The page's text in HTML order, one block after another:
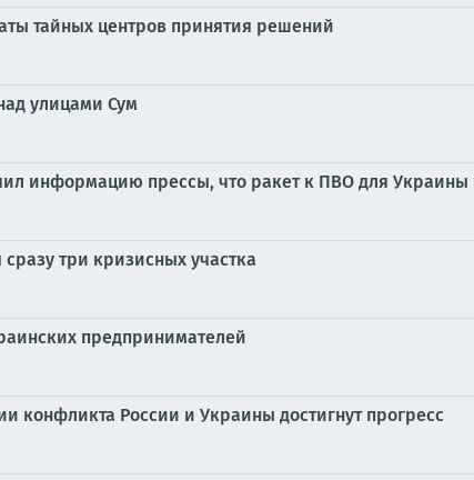
тайных центров принятия решений
улицами Сум
информацию прессы, что ракет к ПВО для Украины
три кризисных участка
предпринимателей
конфликта России и Украины достигнут прогресс